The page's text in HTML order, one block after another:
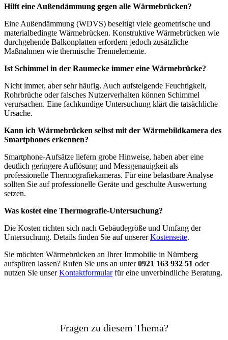
Hilft eine Außendämmung gegen alle Wärmebrücken?
Eine Außendämmung (WDVS) beseitigt viele geometrische und
materialbedingte Wärmebrücken. Konstruktive Wärmebrücken wie
durchgehende Balkonplatten erfordern jedoch zusätzliche
Maßnahmen wie thermische Trennelemente.
Ist Schimmel in der Raumecke immer eine Wärmebrücke?
Nicht immer, aber sehr häufig. Auch aufsteigende Feuchtigkeit,
Rohrbrüche oder falsches Nutzerverhalten können Schimmel
verursachen. Eine fachkundige Untersuchung klärt die tatsächliche
Ursache.
Kann ich Wärmebrücken selbst mit der Wärmebildkamera des
Smartphones erkennen?
Smartphone-Aufsätze liefern grobe Hinweise, haben aber eine
deutlich geringere Auflösung und Messgenauigkeit als
professionelle Thermografiekameras. Für eine belastbare Analyse
sollten Sie auf professionelle Geräte und geschulte Auswertung
setzen.
Was kostet eine Thermografie-Untersuchung?
Die Kosten richten sich nach Gebäudegröße und Umfang der
Untersuchung. Details finden Sie auf unsererKostenseite.
Sie möchten Wärmebrücken an Ihrer Immobilie in Nürnberg
aufspüren lassen? Rufen Sie uns an unter0921 163 932 51 oder
nutzen Sie unserKontaktformularfür eine unverbindliche Beratung.
Fragen zu diesem Thema?